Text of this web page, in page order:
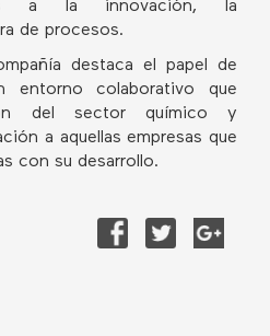
a la innovación, la
de procesos.
destaca el papel de
entorno colaborativo que
del sector químico y
a aquellas empresas que
con su desarrollo.